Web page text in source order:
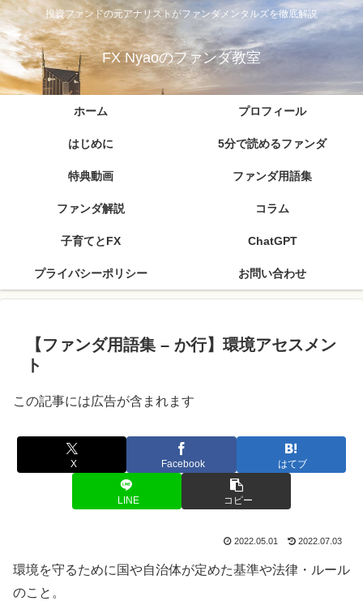
投資ファンドの元アナリストがファンダメンタルズを徹底解説
FX Nyaoのファンダ教室
ホーム プロフィール
はじめに 5分で読めるファンダ
特典動画 ファンダ用語集
ファンダ解説 コラム
子育てとFX ChatGPT
プライバシーポリシー お問い合わせ
【ファンダ用語集 – か行】環境アセスメン
ト
この記事には広告が含まれます
X Facebook はてブ
LINE コピー
2022.05.01 2022.07.03
環境を守るために国や自治体が定めた基準や法律・ルール
のこと。